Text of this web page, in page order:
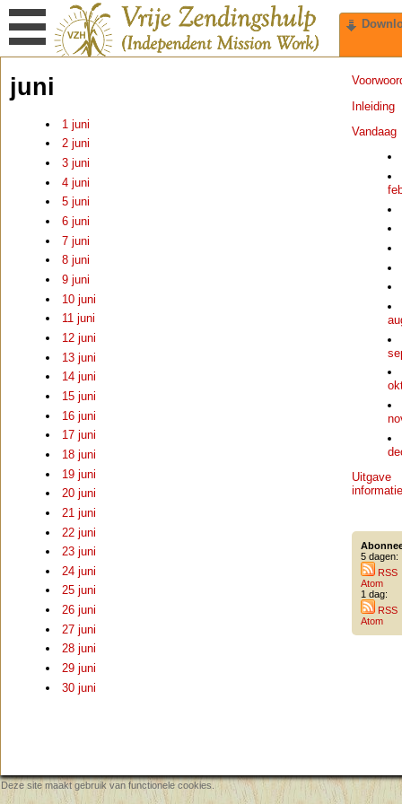
Inleiding
Vandaag
Uitgave
informatie
5 dagen:
RSS
Atom
1 dag:
RSS
Atom
juni
1 juni
2 juni
3 juni
4 juni
5 juni
6 juni
7 juni
8 juni
9 juni
10 juni
11 juni
12 juni
13 juni
14 juni
15 juni
16 juni
17 juni
18 juni
19 juni
20 juni
21 juni
22 juni
23 juni
24 juni
25 juni
26 juni
27 juni
28 juni
29 juni
30 juni
Deze site maakt gebruik van functionele cookies.